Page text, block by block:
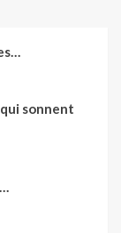
sonnent